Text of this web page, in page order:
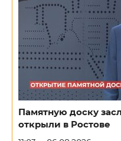
Памятную доску
открыли в Ростове